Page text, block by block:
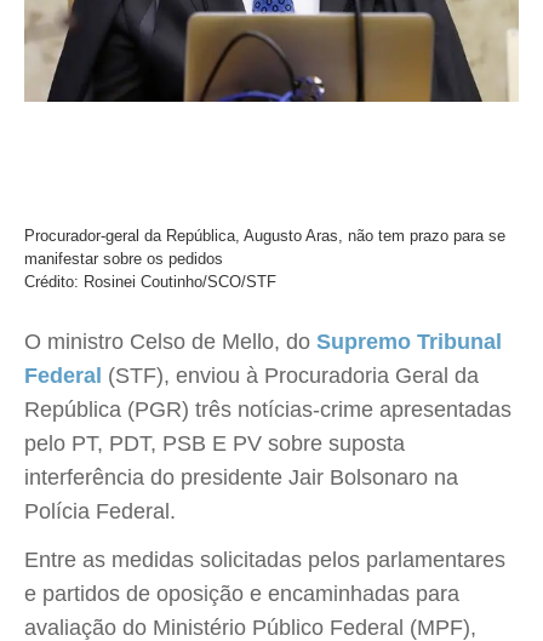
Procurador-geral da República, Augusto Aras, não tem prazo para se
manifestar sobre os pedidos
Crédito: Rosinei Coutinho/SCO/STF
O ministro Celso de Mello, do Supremo Tribunal
Federal (STF), enviou à Procuradoria Geral da
República (PGR) três notícias-crime apresentadas
pelo PT, PDT, PSB E PV sobre suposta
interferência do presidente Jair Bolsonaro na
Polícia Federal.
Entre as medidas solicitadas pelos parlamentares
e partidos de oposição e encaminhadas para
avaliação do Ministério Público Federal (MPF),